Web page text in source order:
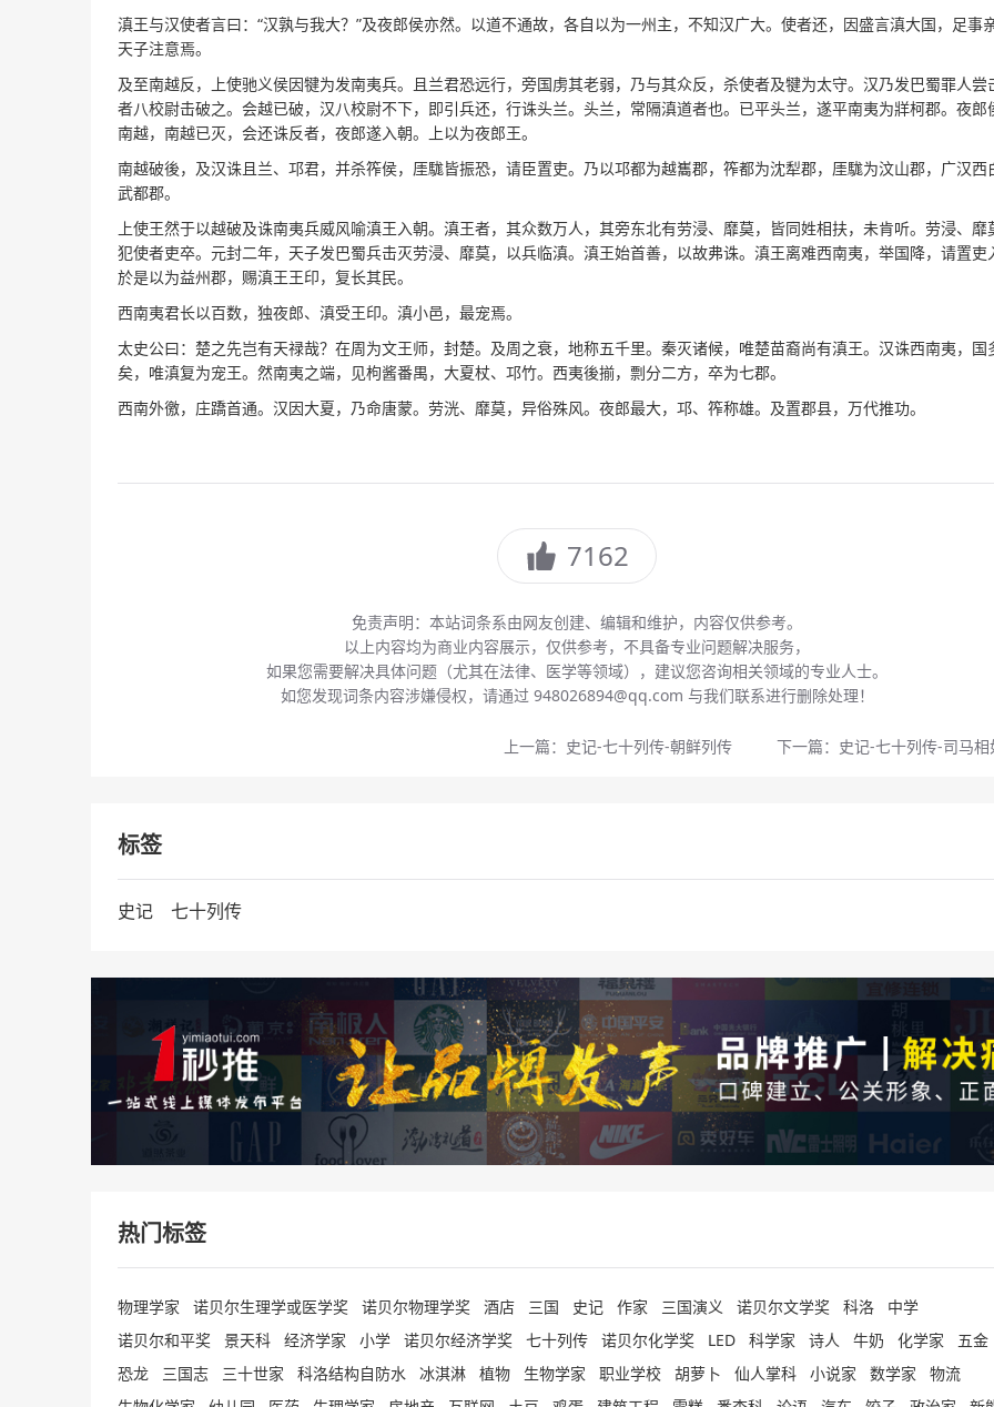
滇王与汉使者言曰：“汉孰与我大？”及夜郎侯亦然。以道不通故，各自以为一州主，不知汉广大。使者还，因盛言滇大国，足事
天子注意焉。
及至南越反，上使驰义侯因犍为发南夷兵。且兰君恐远行，旁国虏其老弱，乃与其众反，杀使者及犍为太守。汉乃发巴蜀罪人尝
者八校尉击破之。会越已破，汉八校尉不下，即引兵还，行诛头兰。头兰，常隔滇道者也。已平头兰，遂平南夷为牂柯郡。夜郎
南越，南越已灭，会还诛反者，夜郎遂入朝。上以为夜郎王。
南越破後，及汉诛且兰、邛君，并杀筰侯，厓駹皆振恐，请臣置吏。乃以邛都为越巂郡，筰都为沈犁郡，厓駹为汶山郡，广汉西
武都郡。
上使王然于以越破及诛南夷兵威风喻滇王入朝。滇王者，其众数万人，其旁东北有劳浸、靡莫，皆同姓相扶，未肯听。劳浸、靡
犯使者吏卒。元封二年，天子发巴蜀兵击灭劳浸、靡莫，以兵临滇。滇王始首善，以故弗诛。滇王离难西南夷，举国降，请置吏
於是以为益州郡，赐滇王王印，复长其民。
西南夷君长以百数，独夜郎、滇受王印。滇小邑，最宠焉。
太史公曰：楚之先岂有天禄哉？在周为文王师，封楚。及周之衰，地称五千里。秦灭诸候，唯楚苗裔尚有滇王。汉诛西南夷，国
矣，唯滇复为宠王。然南夷之端，见枸酱番禺，大夏杖、邛竹。西夷後揃，剽分二方，卒为七郡。
西南外徼，庄蹻首通。汉因大夏，乃命唐蒙。劳洸、靡莫，异俗殊风。夜郎最大，邛、筰称雄。及置郡县，万代推功。
7162
免责声明：本站词条系由网友创建、编辑和维护，内容仅供参考。
以上内容均为商业内容展示，仅供参考，不具备专业问题解决服务，
如果您需要解决具体问题（尤其在法律、医学等领域），建议您咨询相关领域的专业人士。
如您发现词条内容涉嫌侵权，请通过 948026894@qq.com 与我们联系进行删除处理！
上一篇： 史记-七十列传-朝鲜列传 下一篇： 史记-七十列传-司马相
标签
史记 七十列传
热门标签
物理学家 诺贝尔生理学或医学奖 诺贝尔物理学奖 酒店 三国 史记 作家 三国演义 诺贝尔文学奖 科洛
中学
诺贝尔和平奖
景天科 经济学家 小学 诺贝尔经济学奖 七十列传 诺贝尔化学奖 LED 科学家 诗人 牛奶 化学家
五金
恐龙
三国志 三十世家 科洛结构自防水 冰淇淋 植物 生物学家 职业学校 胡萝卜 仙人掌科 小说家 数学家
物流